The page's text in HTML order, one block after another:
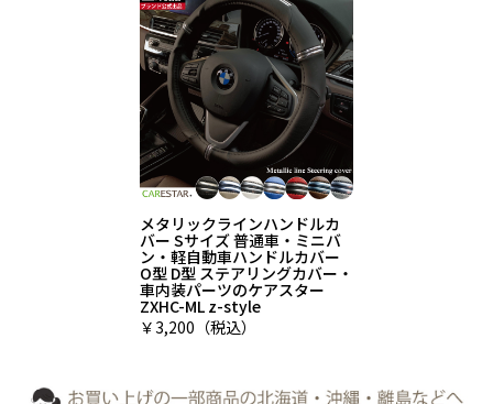
メタリックラインハンドルカ
バー Sサイズ 普通車・ミニバ
ン・軽自動車ハンドルカバー
O型 D型 ステアリングカバー・
車内装パーツのケアスター
ZXHC-ML z-style
￥3,200（税込）